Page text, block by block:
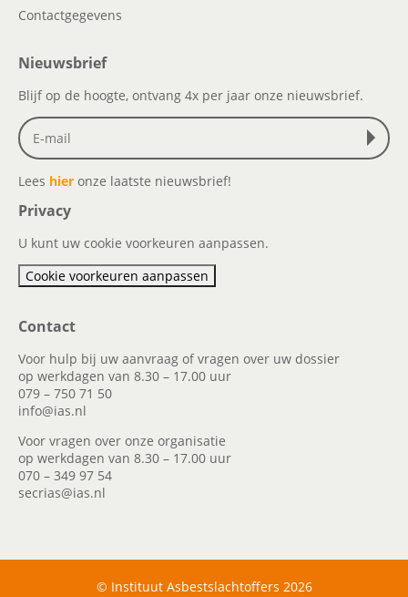
Contactgegevens
Nieuwsbrief
Blijf op de hoogte, ontvang 4x per jaar onze nieuwsbrief.
Lees hier onze laatste nieuwsbrief!
Privacy
U kunt uw cookie voorkeuren aanpassen.
Cookie voorkeuren aanpassen
Contact
Voor hulp bij uw aanvraag of vragen over uw dossier
op werkdagen van 8.30 – 17.00 uur
079 – 750 71 50
info@ias.nl
Voor vragen over onze organisatie
op werkdagen van 8.30 – 17.00 uur
070 – 349 97 54
secrias@ias.nl
© Instituut Asbestslachtoffers 2026